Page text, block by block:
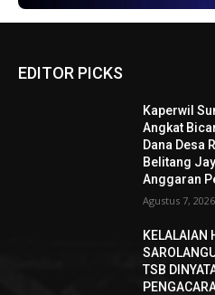
EDITOR PICKS
Kaperwil
Angkat
Dana Desa
Belitang
Anggaran
Agustus 7, 2026
KELALAIAN
TSB